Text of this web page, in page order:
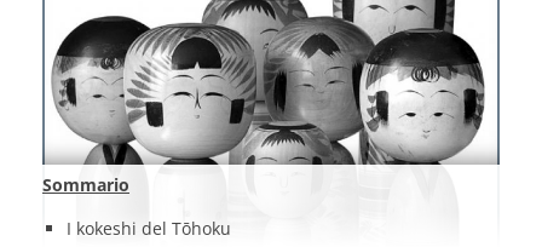
Sommario
I kokeshi del Tōhoku